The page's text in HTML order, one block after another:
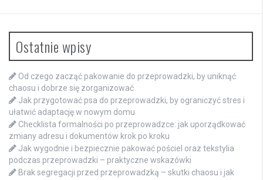
Ostatnie wpisy
Od czego zacząć pakowanie do przeprowadzki, by uniknąć
chaosu i dobrze się zorganizować
Jak przygotować psa do przeprowadzki, by ograniczyć stres i
ułatwić adaptację w nowym domu
Checklista formalności po przeprowadzce: jak uporządkować
zmiany adresu i dokumentów krok po kroku
Jak wygodnie i bezpiecznie pakować pościel oraz tekstylia
podczas przeprowadzki – praktyczne wskazówki
Brak segregacji przed przeprowadzką – skutki chaosu i jak